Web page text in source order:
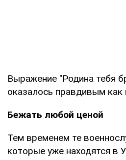
Выражение "Родина тебя
оказалось правдивым как
Бежать любой ценой
Тем временем те
которые уже находятся в